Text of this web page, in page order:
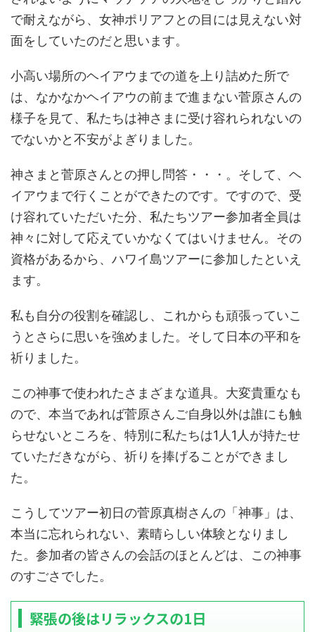
で耐えながら、女神ポリアフとの目には見えない対
面をしていたのだと思います。
小高い場所のヘイアウまでの道を上り詰めた所で
は、なかなかヘイアウの前まで進まない菅原さんの
様子を見て、私たちは神さまに受け容れられないの
でないかと不安がよぎりました。
神さまと菅原さんとの押し問答・・・。そして、ヘ
イアウまで行くことができたのです。ですので、受
け容れていただいた分、私たちツアー参加者全員は
神々に対して応えていかなくてはいけません。その
資格があるから、ハワイ島ツアーに参加したといえ
ます。
私も自分の役割を確認し、これからも頑張っていこ
うとさらに思いを強めました。そして日本の平和を
祈りました。
この神事で使われたさまざまな道具。大変貴重なも
ので、本当であれば菅原さんご自身以外は誰にも触
らせないところを、特別に私たちは1人1人が持たせ
ていただきながら、祈りを捧げることができまし
た。
こうしてツアー初日の菅原真樹さんの「神事」は、
本当に忘れられない、素晴らしい体験となりまし
た。参加者の皆さんの会話のほとんどは、この神事
のすごさでした。
緊張の後はリラックスの1日